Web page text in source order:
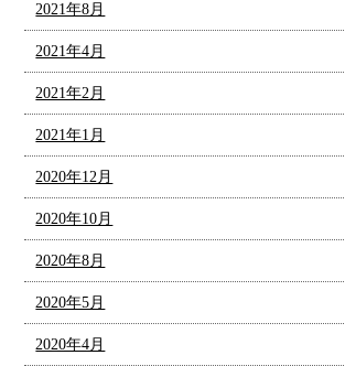
2021年8月
2021年4月
2021年2月
2021年1月
2020年12月
2020年10月
2020年8月
2020年5月
2020年4月